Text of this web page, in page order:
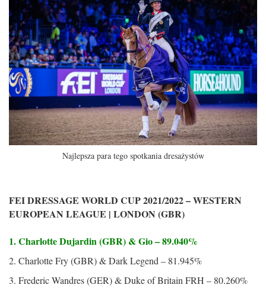
Najlepsza para tego spotkania dresażystów
FEI DRESSAGE WORLD CUP 2021/2022 – WESTERN
EUROPEAN LEAGUE | LONDON (GBR)
1. Charlotte Dujardin (GBR) & Gio – 89.040%
2. Charlotte Fry (GBR) & Dark Legend – 81.945%
3. Frederic Wandres (GER) & Duke of Britain FRH – 80.260%